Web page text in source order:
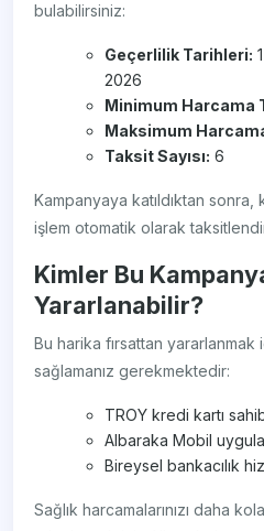
bulabilirsiniz:
Geçerlilik Tarihleri:
2026
Minimum Harcama
Maksimum
Taksit Sayısı: 6
Kampanyaya katıldıktan
işlem otomatik olarak
Kimler Bu
Yararlanabilir?
Bu harika fırsattan yararlanmak
sağlamanız gerekmektedir:
TROY kredi kartı
Albaraka Mobil
Bireysel bankacılık
Sağlık harcamalarınızı daha